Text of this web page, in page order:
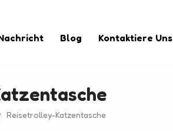
Blog Kontaktiere Uns
Reisetrolley-Katzentasche